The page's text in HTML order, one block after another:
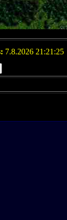
7.8.2026 21:21:25